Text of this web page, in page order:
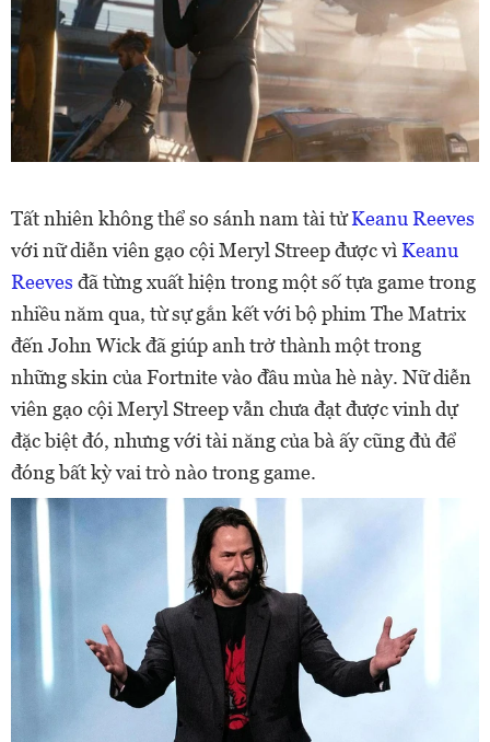
Tất nhiên không thể so sánh nam tài tửKeanu Reeves
với nữ diễn viên gạo cội Meryl Streep được vì Keanu
Reeves đã từng xuất hiện trong một số tựa game trong
nhiều năm qua, từ sự gắn kết với bộ phim The Matrix
đến John Wick đã giúp anh trở thành một trong
những skin của Fortnite vào đầu mùa hè này. Nữ diễn
viên gạo cội Meryl Streep vẫn chưa đạt được vinh dự
đặc biệt đó, nhưng với tài năng của bà ấy cũng đủ để
đóng bất kỳ vai trò nào trong game.